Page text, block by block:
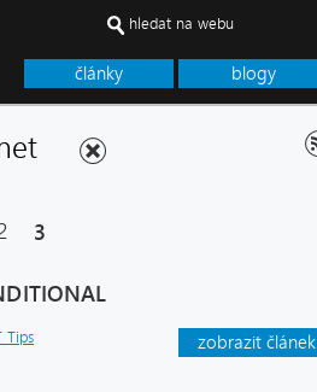
články blogy
hledat na webu
3
zobrazit článek
Tips